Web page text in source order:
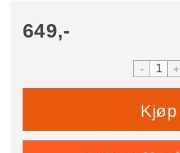
649,-
- +
Kjøp